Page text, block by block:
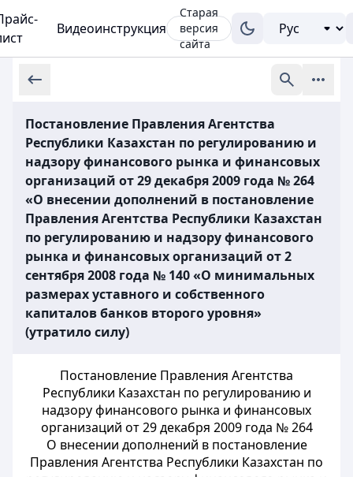
Видеоинструкция
Старая
версия
сайта
Постановление Правления Агентства
Республики Казахстан по регулированию и
надзору финансового рынка и финансовых
организаций от 29 декабря 2009 года № 264
«О внесении дополнений в постановление
Правления Агентства Республики Казахстан
по регулированию и надзору финансового
рынка и финансовых организаций от 2
сентября 2008 года № 140 «О минимальных
размерах уставного и собственного
капиталов банков второго уровня»
(утратило силу)
Постановление Правления Агентства
Республики Казахстан по регулированию и
надзору финансового рынка и финансовых
организаций от 29 декабря 2009 года № 264
О внесении дополнений в постановление
Правления Агентства Республики Казахстан по